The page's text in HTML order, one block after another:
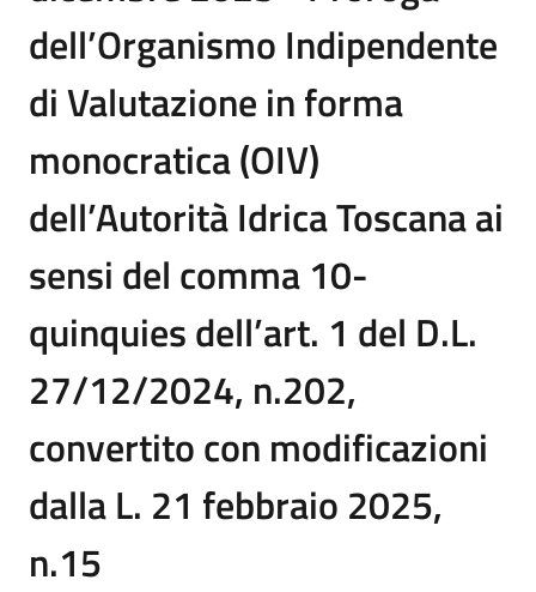
dell’Organismo Indipendente
di Valutazione in forma
monocratica (OIV)
dell’Autorità Idrica Toscana ai
sensi del comma 10-
quinquies dell’art. 1 del D.L.
27/12/2024, n.202,
convertito con modificazioni
dalla L. 21 febbraio 2025,
n.15